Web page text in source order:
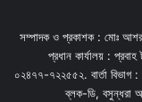
সম্পাদক ও প্রকাশক : মোঃ
প্রধান কার্যালয় :
০২৪৭৭-৭২২৫৫২. বার্তা
ব্লক-ডি,